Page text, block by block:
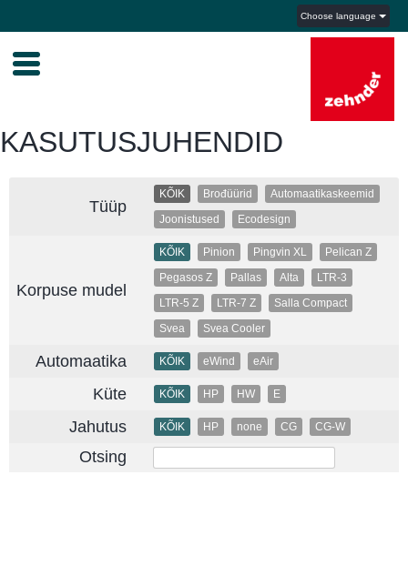
Choose language
KASUTUSJUHENDID
Tüüp
KÕIK Brođüürid
Automaatikaskeemid
Joonistused
Ecodesign
Korpuse mudel
KÕIK Pinion Pingvin XL
Pelican Z
Pegasos Z
Pallas Alta
LTR-3
LTR-5 Z
LTR-7 Z
Salla Compact
Svea
Svea Cooler
Automaatika KÕIK eWind eAir
Küte KÕIK HP HW E
Jahutus KÕIK HP none CG CG-W
Otsing